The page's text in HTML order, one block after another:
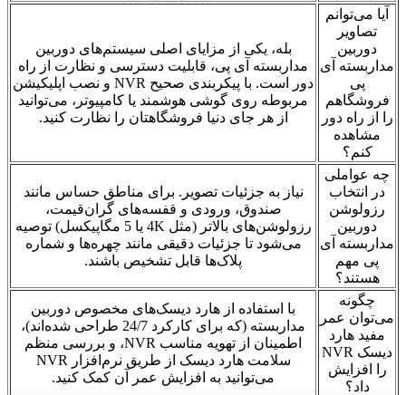
آیا می‌توانم
تصاویر
دوربین
مداربسته آی
پی
فروشگاهم
را از راه دور
مشاهده
کنم؟
بله، یکی از مزایای اصلی سیستم‌های دوربین
مداربسته آی پی، قابلیت دسترسی و نظارت از راه
دور است. با پیکربندی صحیح NVR و نصب اپلیکیشن
مربوطه روی گوشی هوشمند یا کامپیوتر، می‌توانید
از هر جای دنیا فروشگاهتان را نظارت کنید.
چه عواملی
در انتخاب
رزولوشن
دوربین
مداربسته آی
پی مهم
هستند؟
نیاز به جزئیات تصویر. برای مناطق حساس مانند
صندوق، ورودی و قفسه‌های گران‌قیمت،
رزولوشن‌های بالاتر (مثل 4K یا 5 مگاپیکسل) توصیه
می‌شود تا جزئیات دقیقی مانند چهره‌ها و شماره
پلاک‌ها قابل تشخیص باشند.
چگونه
می‌توان عمر
مفید هارد
دیسک NVR
را افزایش
داد؟
با استفاده از هارد دیسک‌های مخصوص دوربین
مداربسته (که برای کارکرد 24/7 طراحی شده‌اند)،
اطمینان از تهویه مناسب NVR، و بررسی منظم
سلامت هارد دیسک از طریق نرم‌افزار NVR
می‌توانید به افزایش عمر آن کمک کنید.